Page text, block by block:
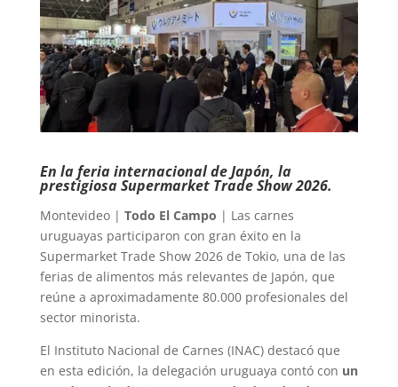
En la feria internacional de Japón, la
prestigiosa Supermarket Trade Show 2026.
Montevideo | Todo El Campo | Las carnes
uruguayas participaron con gran éxito en la
Supermarket Trade Show 2026 de Tokio, una de las
ferias de alimentos más relevantes de Japón, que
reúne a aproximadamente 80.000 profesionales del
sector minorista.
El Instituto Nacional de Carnes (INAC) destacó que
en esta edición, la delegación uruguaya contó con un